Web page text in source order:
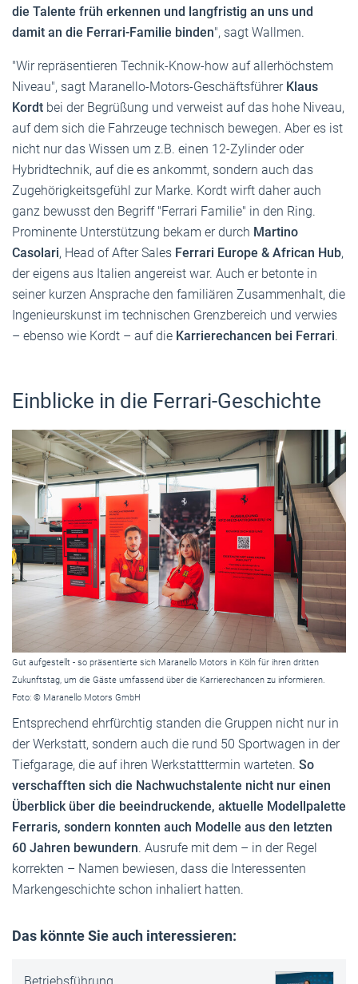
die Talente früh erkennen und langfristig an uns und
damit an die Ferrari-Familie binden", sagt Wallmen.
"Wir repräsentieren Technik-Know-how auf allerhöchstem
Niveau", sagt Maranello-Motors-Geschäftsführer Klaus
Kordt bei der Begrüßung und verweist auf das hohe Niveau,
auf dem sich die Fahrzeuge technisch bewegen. Aber es ist
nicht nur das Wissen um z.B. einen 12-Zylinder oder
Hybridtechnik, auf die es ankommt, sondern auch das
Zugehörigkeitsgefühl zur Marke. Kordt wirft daher auch
ganz bewusst den Begriff "Ferrari Familie" in den Ring.
Prominente Unterstützung bekam er durch Martino
Casolari, Head of After Sales Ferrari Europe & African Hub,
der eigens aus Italien angereist war. Auch er betonte in
seiner kurzen Ansprache den familiären Zusammenhalt, die
Ingenieurskunst im technischen Grenzbereich und verwies
– ebenso wie Kordt – auf die Karrierechancen bei Ferrari.
Einblicke in die Ferrari-Geschichte
Gut aufgestellt - so präsentierte sich Maranello Motors in Köln für ihren dritten
Zukunftstag, um die Gäste umfassend über die Karrierechancen zu informieren.
Foto: © Maranello Motors GmbH
Entsprechend ehrfürchtig standen die Gruppen nicht nur in
der Werkstatt, sondern auch die rund 50 Sportwagen in der
Tiefgarage, die auf ihren Werkstatttermin warteten. So
verschafften sich die Nachwuchstalente nicht nur einen
Überblick über die beeindruckende, aktuelle Modellpalette
Ferraris, sondern konnten auch Modelle aus den letzten
60 Jahren bewundern. Ausrufe mit dem – in der Regel
korrekten – Namen bewiesen, dass die Interessenten
Markengeschichte schon inhaliert hatten.
Das könnte Sie auch interessieren: